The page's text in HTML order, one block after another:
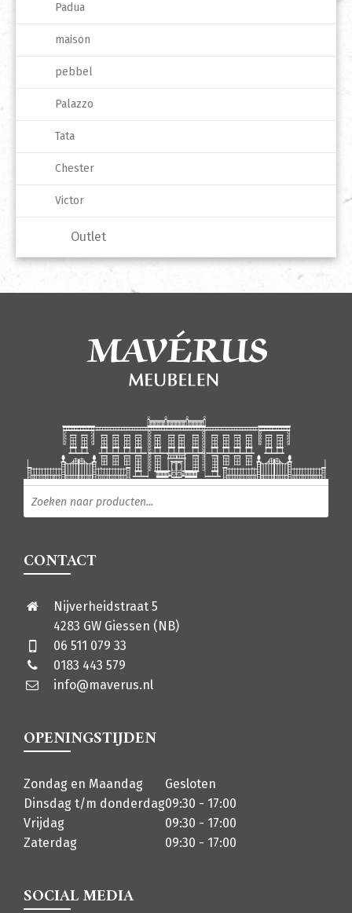
Padua
maison
pebbel
Palazzo
Tata
Chester
Victor
Outlet
CONTACT
Nijverheidstraat 5
4283 GW Giessen (NB)
06 511 079 33
0183 443 579
info@maverus.nl
OPENINGSTIJDEN
Zondag en Maandag
Gesloten
Dinsdag t/m donderdag09:30 - 17:00
Vrijdag
09:30 - 17:00
Zaterdag
09:30 - 17:00
SOCIAL MEDIA